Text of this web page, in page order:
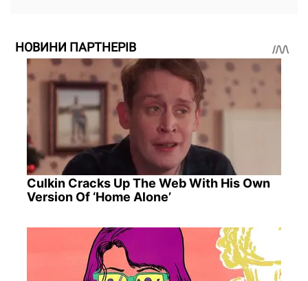
НОВИНИ ПАРТНЕРІВ
Culkin Cracks Up The Web With His Own
Version Of ‘Home Alone’